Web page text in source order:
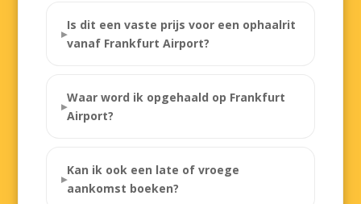
Is dit een vaste prijs voor een ophaalrit
vanaf Frankfurt Airport?
Waar word ik opgehaald op Frankfurt
Airport?
Kan ik ook een late of vroege
aankomst boeken?